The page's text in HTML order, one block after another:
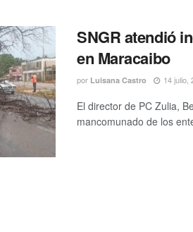
SNGR atendió
en Maracaibo
por Luisana Castro 14 julio,
El director de PC Zulia,
mancomunado de los